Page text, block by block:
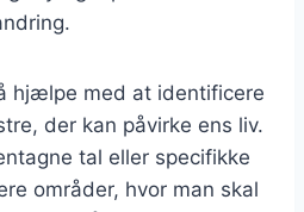
hjælpe med at identificere
der kan påvirke ens liv.
tal eller specifikke
områder, hvor man skal